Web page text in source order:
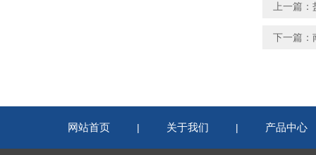
上一篇：
下一篇：
网站首页 | 关于我们 | 产品中心